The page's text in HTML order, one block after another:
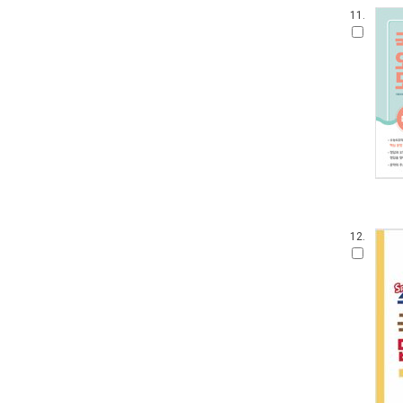
11.
12.